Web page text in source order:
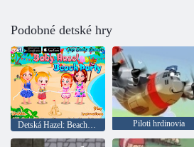
Podobné detské hry
Detská Hazel: Beach party Piloti hrdinovia